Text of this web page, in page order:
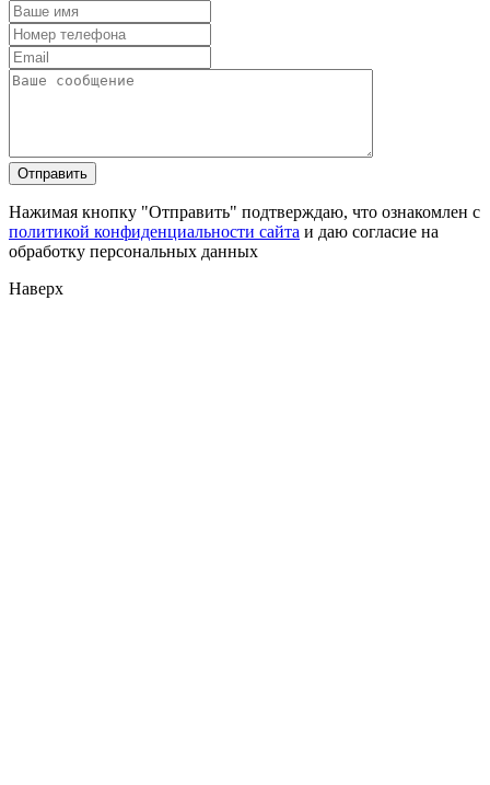
Нажимая кнопку "Отправить" подтверждаю, что ознакомлен с
политикой конфиденциальности сайта и даю согласие на
обработку персональных данных
Наверх